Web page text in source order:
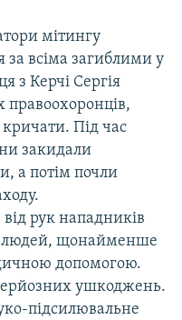
мітингу
всіма загиблими у
з Керчі Сергія
правоохоронців,
Під час
закидали
а потім почли
рук нападників
людей, щонайменше
допомогою.
ушкоджень.
підсилювальне